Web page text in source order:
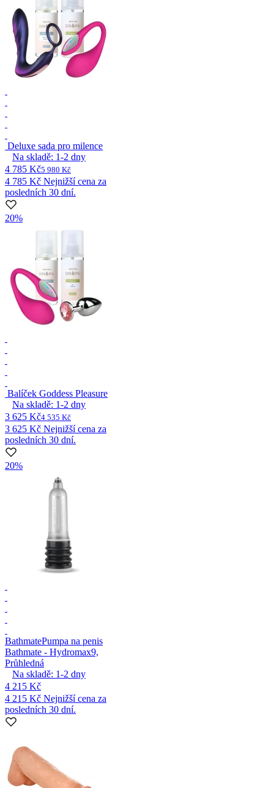
Deluxe sada pro milence
Na skladě: 1-2 dny
4 785 Kč5 980 Kč
4 785 Kč Nejnižší cena za
posledních 30 dní.
20%
Balíček Goddess Pleasure
Na skladě: 1-2 dny
3 625 Kč4 535 Kč
3 625 Kč Nejnižší cena za
posledních 30 dní.
20%
BathmatePumpa na penis
Bathmate - Hydromax9,
Průhledná
Na skladě: 1-2 dny
4 215 Kč
4 215 Kč Nejnižší cena za
posledních 30 dní.